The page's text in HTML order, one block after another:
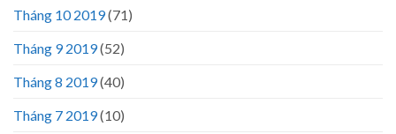
Tháng 10 2019(71)
Tháng 9 2019(52)
Tháng 8 2019(40)
Tháng 7 2019(10)